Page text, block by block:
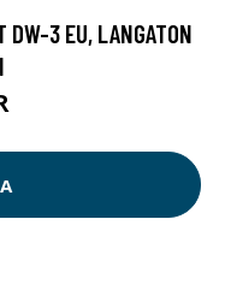
DW-3 EU, LANGATON